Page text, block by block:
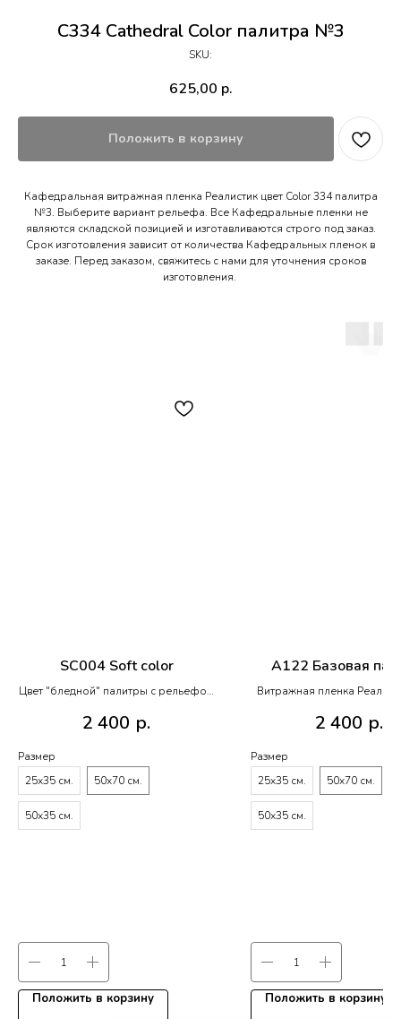
C334 Cathedral Color палитра №3
SKU:
625,00 р.
Положить в корзину
Кафедральная витражная пленка Реалистик цвет Color 334 палитра
№3. Выберите вариант рельефа. Все Кафедральные пленки не
являются складской позицией и изготавливаются строго под заказ.
Срок изготовления зависит от количества Кафедральных пленок в
заказе. Перед заказом, свяжитесь с нами для уточнения сроков
изготовления.
SC004 Soft color
Цвет "бледной" палитры с рельефом
2 400 р.
Размер
25х35 см.
50х70 см.
50х35 см.
Положить в корзину
A122 Базовая
Витражная пленка
2 400 р.
Размер
25х35 см.
50х70 см.
50х35 см.
Положить в корзину